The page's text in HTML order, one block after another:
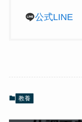
公式LINE
教養